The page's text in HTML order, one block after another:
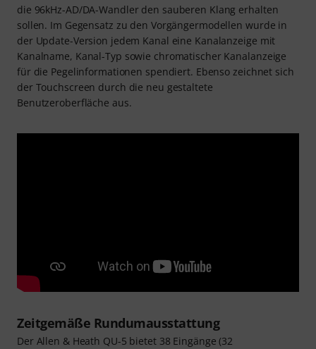
die 96kHz-AD/DA-Wandler den sauberen Klang erhalten
sollen. Im Gegensatz zu den Vorgängermodellen wurde in
der Update-Version jedem Kanal eine Kanalanzeige mit
Kanalname, Kanal-Typ sowie chromatischer Kanalanzeige
für die Pegelinformationen spendiert. Ebenso zeichnet sich
der Touchscreen durch die neu gestaltete
Benutzeroberfläche aus.
Zeitgemäße Rundumausstattung
Der Allen & Heath QU-5 bietet 38 Eingänge (32